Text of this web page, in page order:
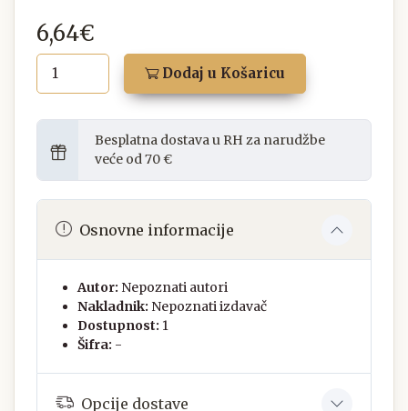
6,64€
Dodaj u Košaricu
Besplatna dostava u RH za narudžbe
veće od 70 €
Osnovne informacije
Autor: Nepoznati autori
Nakladnik: Nepoznati izdavač
Dostupnost: 1
Šifra: -
Opcije dostave